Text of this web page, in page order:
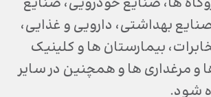
بهداشتی، دارویی و غذایی،
بیمارستان ها و کلینیک
و مرغداری ها و همچنین در سایر
شود.